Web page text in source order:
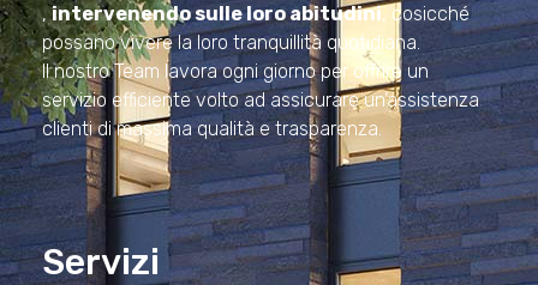
,intervenendo sulle loro abitudini, cosicché
possano vivere la loro tranquillità quotidiana.
Il nostro Team lavora ogni giorno per offrire un
servizio efficiente volto ad assicurare un’assistenza
clienti di massima qualità e trasparenza.
Servizi